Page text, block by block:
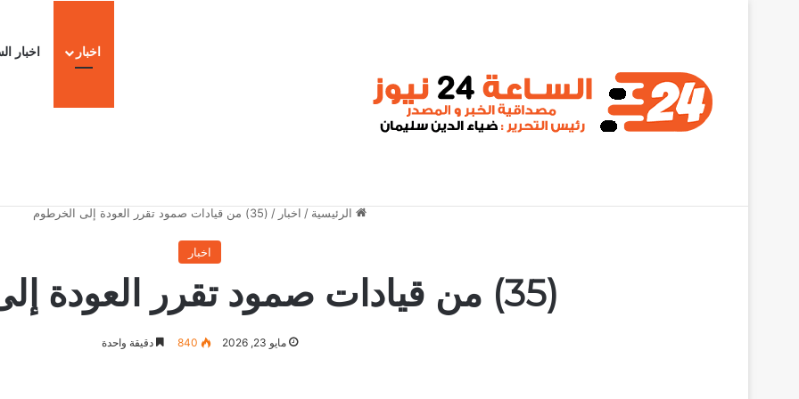
اخبار اخبار
الرئيسية / اخبار / (35) من قيادات صمود تقرر العودة إلى الخرطوم
اخبار
(35) من قيادات صمود تقرر العودة إلى الخرطوم
مايو 23, 2026 840 دقيقة واحدة